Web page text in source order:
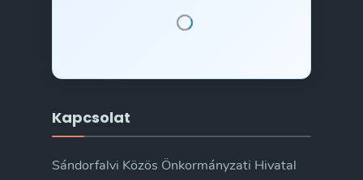
Kapcsolat
Sándorfalvi Közös Önkormányzati Hivatal